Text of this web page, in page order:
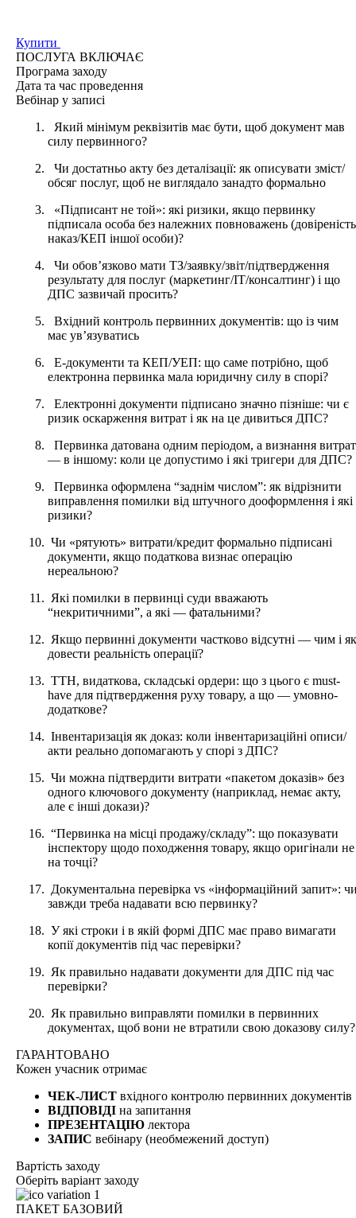
Купити
ПОСЛУГА ВКЛЮЧАЄ
Програма заходу
Дата та час проведення
Вебінар у записі
Який мінімум реквізитів має бути, щоб документ мав
силу первинного?
Чи достатньо акту без деталізації: як описувати зміст/
обсяг послуг, щоб не виглядало занадто формально
«Підписант не той»: які ризики, якщо первинку
підписала особа без належних повноважень
наказ/КЕП іншої особи)?
Чи обов’язково мати ТЗ/заявку/звіт/підтвердження
результату для послуг (маркетинг/ІТ/консалтинг) і що
ДПС зазвичай просить?
Вхідний контроль первинних документів: що із чим
має ув’язуватись
Е-документи та КЕП/УЕП: що саме потрібно, щоб
електронна первинка мала юридичну силу в спорі?
Електронні документи підписано значно пізніше: чи є
ризик оскарження витрат і як на це дивиться ДПС?
Первинка датована одним періодом, а визнання витрат
— в іншому: коли це допустимо і які тригери для ДПС?
Первинка оформлена “заднім числом”: як відрізнити
виправлення помилки від штучного дооформлення і які
ризики?
Чи «рятують» витрати/кредит формально підписані
документи, якщо податкова визнає операцію
нереальною?
Які помилки в первинці суди вважають
“некритичними”, а які — фатальними?
Якщо первинні документи частково відсутні — чим і як
довести реальність операції?
ТТН, видаткова, складські ордери: що з цього є must-
have для підтвердження руху товару, а що — умовно-
додаткове?
Інвентаризація як доказ: коли інвентаризаційні описи/
акти реально допомагають у спорі з ДПС?
Чи можна підтвердити витрати «пакетом доказів» без
одного ключового документу (наприклад, немає акту,
але є інші докази)?
“Первинка на місці продажу/складу”: що показувати
інспектору щодо походження товару, якщо оригінали не
на точці?
Документальна перевірка vs «інформаційний запит»:
завжди треба надавати всю первинку?
У які строки і в якій формі ДПС має право вимагати
копії документів під час перевірки?
Як правильно надавати документи для ДПС під час
перевірки?
Як правильно виправляти помилки в первинних
документах, щоб вони не втратили свою доказову силу?
ГАРАНТОВАНО
Кожен учасник отримає
ЧЕК-ЛИСТ вхідного контролю первинних документів
ВІДПОВІДІ на запитання
ПРЕЗЕНТАЦІЮ лектора
ЗАПИС вебінару (необмежений доступ)
Вартість заходу
Оберіть варіант заходу
ПАКЕТ БАЗОВИЙ